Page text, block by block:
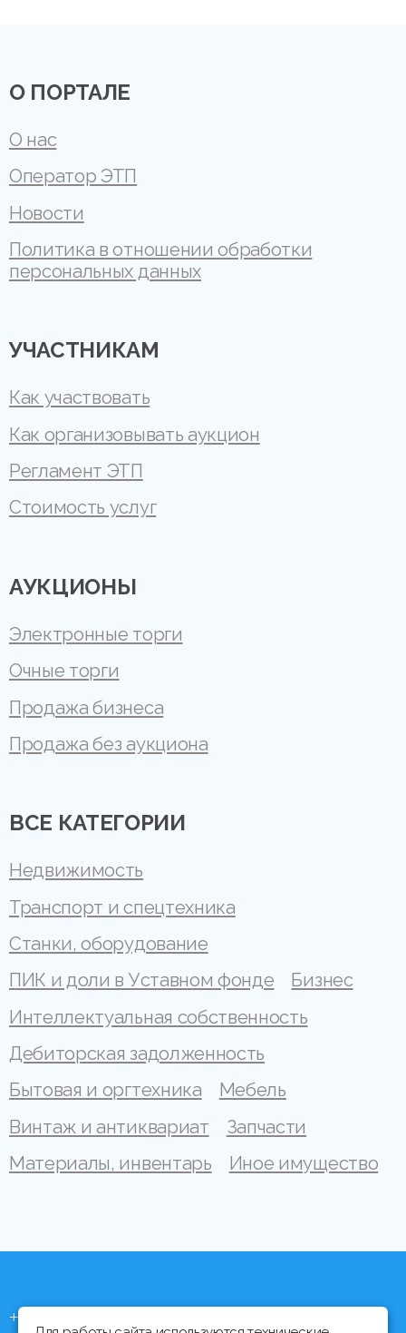
О ПОРТАЛЕ
О нас
Оператор ЭТП
Новости
Политика в отношении обработки
персональных данных
УЧАСТНИКАМ
Как участвовать
Как организовывать аукцион
Регламент ЭТП
Стоимость услуг
АУКЦИОНЫ
Электронные торги
Очные торги
Продажа бизнеса
Продажа без аукциона
ВСЕ КАТЕГОРИИ
Недвижимость
Транспорт и спецтехника
Станки, оборудование
ПИК и доли в Уставном фонде
Бизнес
Интеллектуальная собственность
Дебиторская задолженность
Бытовая и оргтехника
Мебель
Винтаж и антиквариат
Запчасти
Материалы, инвентарь
Иное имущество
+375 (44) 704 92 06